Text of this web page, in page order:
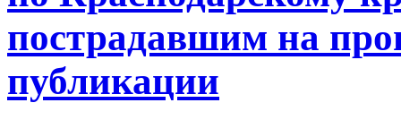
пострадавшим на
публикации